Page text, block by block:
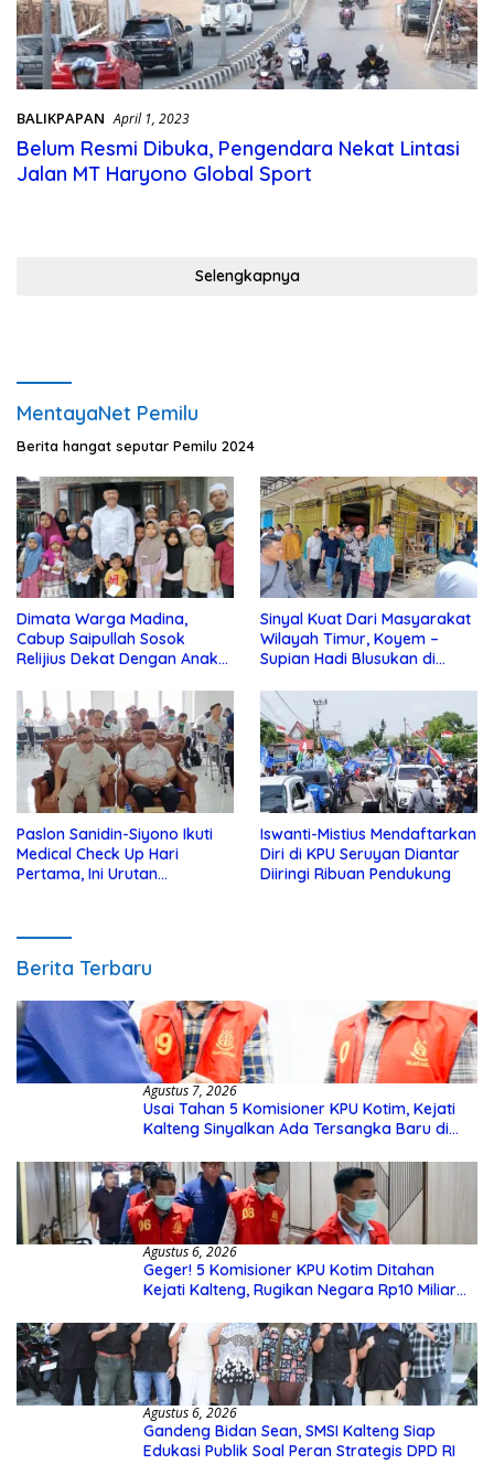
BALIKPAPAN April 1, 2023
Belum Resmi Dibuka, Pengendara Nekat Lintasi
Jalan MT Haryono Global Sport
Selengkapnya
MentayaNet Pemilu
Berita hangat seputar Pemilu 2024
Dimata Warga Madina,
Cabup Saipullah Sosok
Relijius Dekat Dengan Anak
Sinyal Kuat Dari Masyarakat
Wilayah Timur, Koyem –
Supian Hadi Blusukan di
Paslon Sanidin-Siyono Ikuti
Medical Check Up Hari
Pertama, Ini Urutan
Iswanti-Mistius Mendaftarkan
Diri di KPU Seruyan Diantar
Diiringi Ribuan Pendukung
Berita Terbaru
Agustus 7, 2026
Usai Tahan 5 Komisioner KPU Kotim, Kejati
Kalteng Sinyalkan Ada Tersangka Baru di
Agustus 6, 2026
Geger! 5 Komisioner KPU Kotim Ditahan
Kejati Kalteng, Rugikan Negara Rp10 Miliar
Agustus 6, 2026
Gandeng Bidan Sean, SMSI Kalteng Siap
Edukasi Publik Soal Peran Strategis DPD RI